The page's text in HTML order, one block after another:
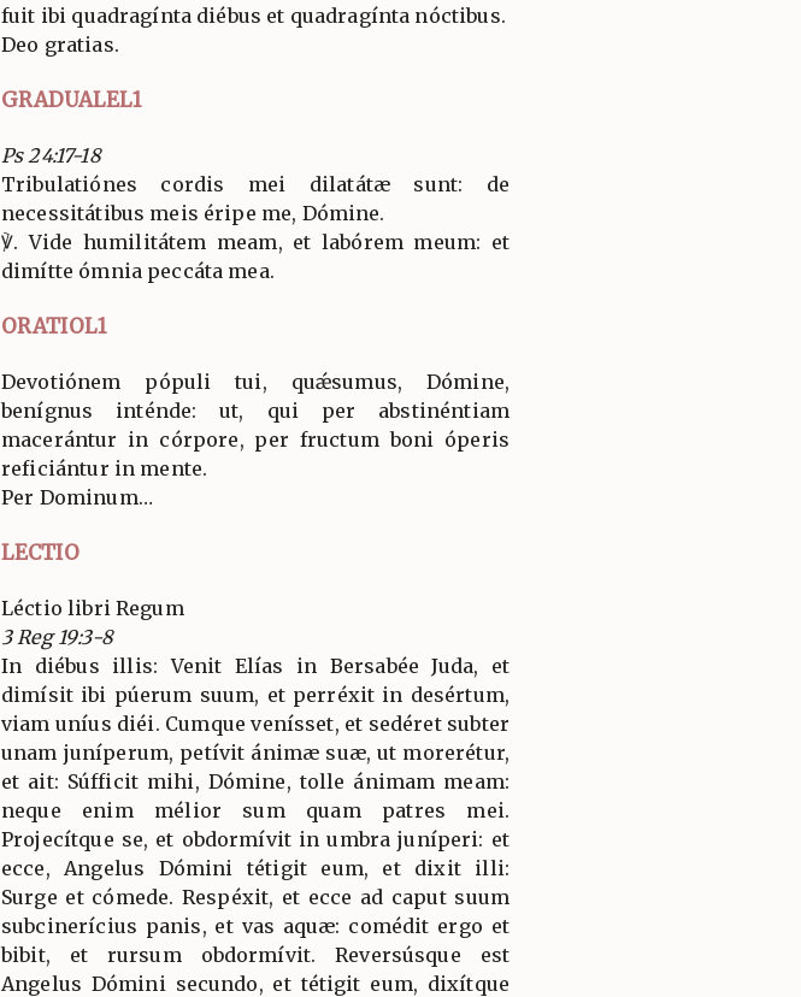
fuit ibi quadragínta diébus et quadragínta nóctibus.
Deo gratias.
GRADUALEL1
Ps 24:17-18
Tribulatiónes cordis mei dilatátæ sunt: de
necessitátibus meis éripe me, Dómine.
℣. Vide humilitátem meam, et labórem meum: et
dimítte ómnia peccáta mea.
ORATIOL1
Devotiónem pópuli tui, quǽsumus, Dómine,
benígnus inténde: ut, qui per abstinéntiam
macerántur in córpore, per fructum boni óperis
reficiántur in mente.
Per Dominum…
LECTIO
Léctio libri Regum
3 Reg 19:3-8
In diébus illis: Venit Elías in Bersabée Juda, et
dimísit ibi púerum suum, et perréxit in desértum,
viam uníus diéi. Cumque venísset, et sedéret subter
unam juníperum, petívit ánimæ suæ, ut morerétur,
et ait: Súfficit mihi, Dómine, tolle ánimam meam:
neque enim mélior sum quam patres mei.
Projecítque se, et obdormívit in umbra juníperi: et
ecce, Angelus Dómini tétigit eum, et dixit illi:
Surge et cómede. Respéxit, et ecce ad caput suum
subcinerícius panis, et vas aquæ: comédit ergo et
bibit, et rursum obdormívit. Reversúsque est
Angelus Dómini secundo, et tétigit eum, dixítque